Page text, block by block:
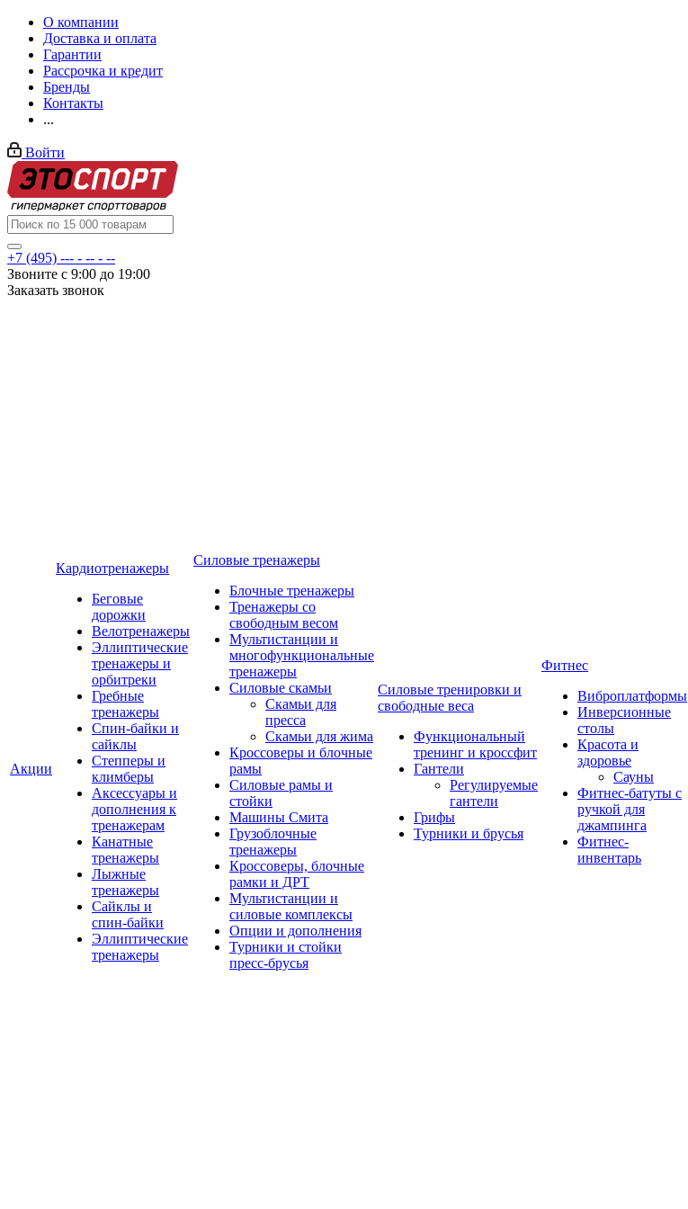
О компании
Доставка и оплата
Гарантии
Рассрочка и кредит
Бренды
Контакты
...
Войти
+7 (495) --- - -- - --
Звоните с 9:00 до 19:00
Заказать звонок
Акции
Кардиотренажеры
Беговые
дорожки
Велотренажеры
Эллиптические
тренажеры и
орбитреки
Гребные
тренажеры
Спин-байки и
сайклы
Степперы и
климберы
Аксессуары и
дополнения к
тренажерам
Канатные
тренажеры
Лыжные
тренажеры
Сайклы и
спин-байки
Эллиптические
тренажеры
Силовые тренажеры
Блочные тренажеры
Тренажеры со
свободным весом
Мультистанции и
многофункциональные
тренажеры
Силовые скамьи
Скамьи для
пресса
Скамьи для жима
Кроссоверы и блочные
рамы
Силовые рамы и
стойки
Машины Смита
Грузоблочные
тренажеры
Кроссоверы, блочные
рамки и ДРТ
Мультистанции и
силовые комплексы
Опции и дополнения
Турники и стойки
пресс-брусья
Силовые тренировки и
свободные веса
Функциональный
тренинг и кроссфит
Гантели
Регулируемые
гантели
Грифы
Турники и брусья
Фитнес
Виброплатформы
Инверсионные
столы
Красота и
здоровье
Сауны
Фитнес-батуты с
ручкой для
джампинга
Фитнес-
инвентарь